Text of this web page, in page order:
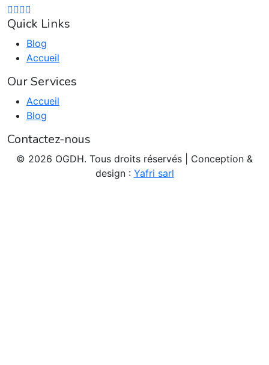
Quick Links
Blog
Accueil
Our Services
Accueil
Blog
Contactez-nous
© 2026 OGDH. Tous droits réservés | Conception &
design : Yafri sarl